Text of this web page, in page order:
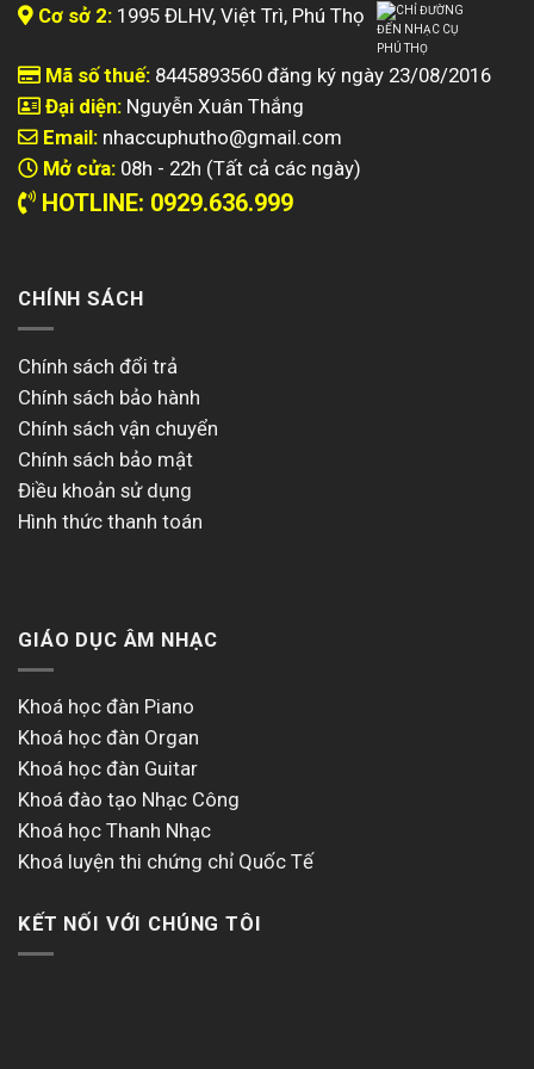
liên hệ:
Địa chỉ: 1766 ĐLHV Nông Trang – Việt Trì – Phú Thọ
Hotline 0929636999
tham khảo tại
Website:
www.kidsmusic.vn
Cơ sở 2: 1995 ĐLHV, Việt Trì, Phú Thọ
Mã số thuế: 8445893560 đăng ký ngày 23/08/2016
Đại diện: Nguyễn Xuân Thắng
Email: nhaccuphutho@gmail.com
Mở cửa: 08h - 22h (Tất cả các ngày)
HOTLINE: 0929.636.999
CHÍNH SÁCH
Chính sách đổi trả
Chính sách bảo hành
Chính sách vận chuyển
Chính sách bảo mật
Điều khoản sử dụng
Hình thức thanh toán
GIÁO DỤC ÂM NHẠC
Khoá học đàn Piano
Khoá học đàn Organ
Khoá học đàn Guitar
Khoá đào tạo Nhạc Công
Khoá học Thanh Nhạc
Khoá luyện thi chứng chỉ Quốc Tế
KẾT NỐI VỚI CHÚNG TÔI